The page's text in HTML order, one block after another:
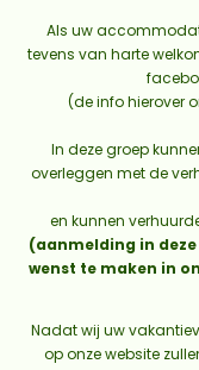
Als uw
tevens van harte
(de info hierover
In deze groep
overleggen met de
en kunnen
(aanmelding in
wenst te maken in
Nadat wij uw
op onze website